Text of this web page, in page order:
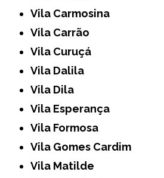
Vila Carmosina
Vila Carrão
Vila Curuçá
Vila Dalila
Vila Dila
Vila Esperança
Vila Formosa
Vila Gomes Cardim
Vila Matilde